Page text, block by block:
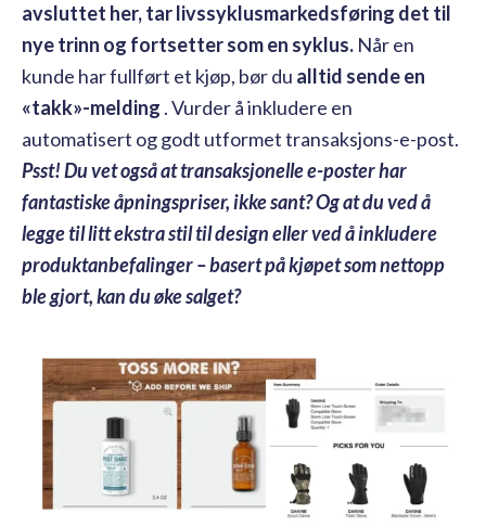
avsluttet her, tar livssyklusmarkedsføring det til
nye trinn og fortsetter som en syklus. Når en
kunde har fullført et kjøp, bør du alltid sende en
«takk»-melding . Vurder å inkludere en
automatisert og godt utformet transaksjons-e-post.
Psst! Du vet også at transaksjonelle e-poster har
fantastiske åpningspriser, ikke sant?Og at du ved å
legge til litt ekstra stil til design eller ved å inkludere
produktanbefalinger – basert på kjøpet som nettopp
ble gjort, kan du øke salget?